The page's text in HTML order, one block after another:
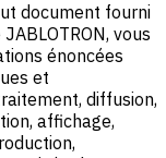
document fourni
vous
énoncées
et
diffusion,
affichage,